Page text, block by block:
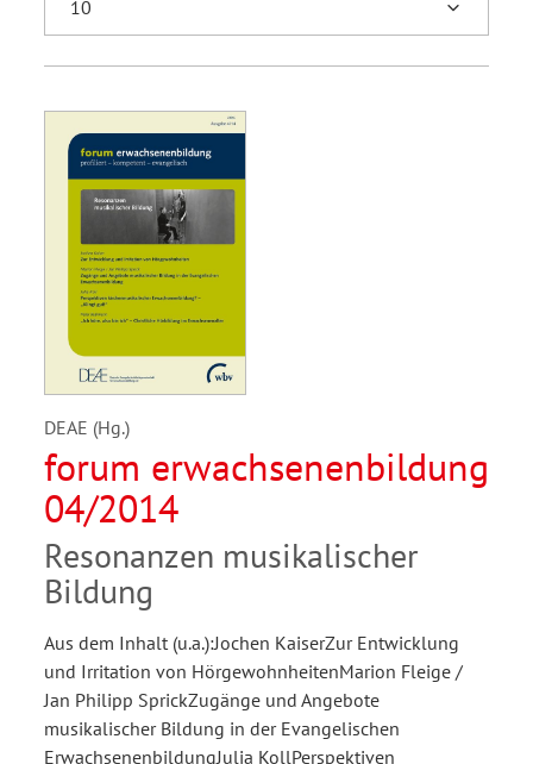
DEAE (Hg.)
forum erwachsenenbildung
04/2014
Resonanzen musikalischer
Bildung
Aus dem Inhalt (u.a.):Jochen KaiserZur Entwicklung
und Irritation von HörgewohnheitenMarion Fleige /
Jan Philipp SprickZugänge und Angebote
musikalischer Bildung in der Evangelischen
ErwachsenenbildungJulia KollPerspektiven